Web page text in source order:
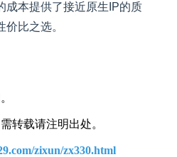
成本提供了接近原生IP的质
比之选。
转载请注明出处。
zixun/zx330.html